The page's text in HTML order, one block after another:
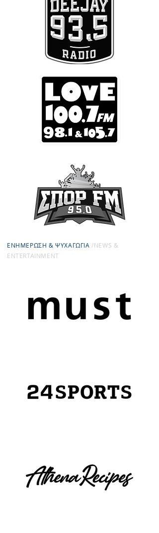
ΕΝΗΜΕΡΩΣΗ & ΨΥΧΑΓΩΓΙΑ /ΝEWS &
ENTERTAINMENΤ